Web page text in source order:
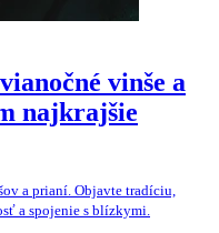
vinše a
najkrajšie
a prianí. Objavte tradíciu,
a spojenie s blízkymi.